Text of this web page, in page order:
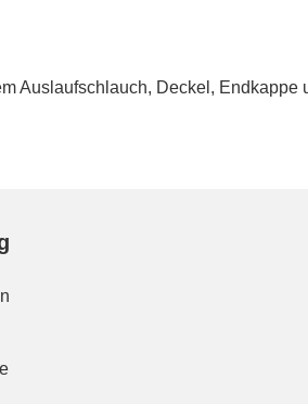
Auslaufschlauch, Deckel,